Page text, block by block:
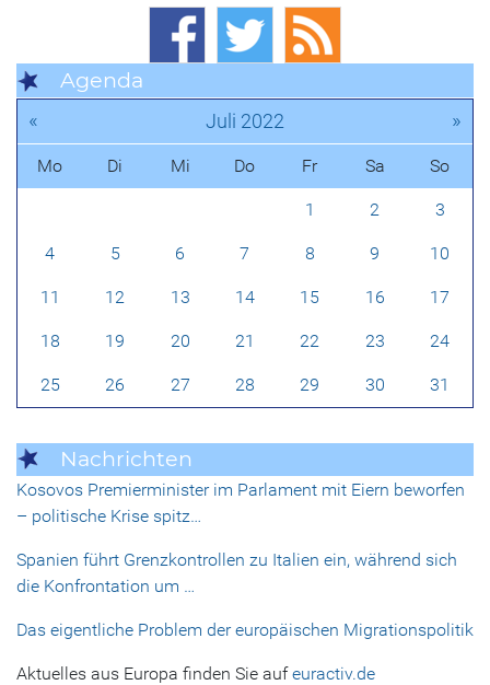
Agenda
« Juli 2022 »
Mo Di Mi Do Fr Sa So
1 2 3
4 5 6 7 8 9 10
11 12 13 14 15 16 17
18 19 20 21 22 23 24
25 26 27 28 29 30 31
Nachrichten
Kosovos Premierminister im Parlament mit Eiern beworfen
– politische Krise spitz…
Spanien führt Grenzkontrollen zu Italien ein, während sich
die Konfrontation um …
Das eigentliche Problem der europäischen Migrationspolitik
Aktuelles aus Europa finden Sie aufeuractiv.de